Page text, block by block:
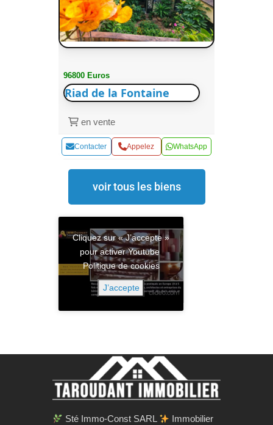
96800 Euros
Riad de la Fontaine
en vente
Contacter Appelez WhatsApp
voir tous les biens
Cliquez sur « J’accepte »
pour activer Youtube
Politique de cookies
J’accepte
Sté Immo-Const SARL
Immobilier